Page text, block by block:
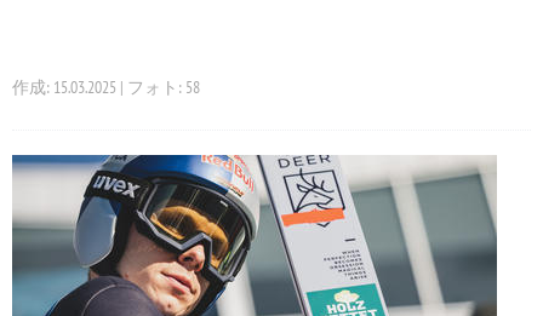
作成: 15.03.2025 | フォト: 58